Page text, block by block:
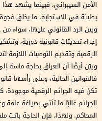
الأمن السيبراني، فبينما يشهد هذا
بطيئة في الاستجابة، ما يخلق
وبين الرد القانوني عليها، سواء
إجراء تحديثات قانونية دورية،
الرقمية وتقديم التوصيات اللازمة
وبيّن أيضًا أن العراق بحاجة ماسة
فالقوانين الحالية، وعلى رأسها
تكن فيه الجرائم الرقمية موجودة،
الجرائم غالبًا ما تأتي بصياغة
المحاكم. ولهذا، فإن الحاجة باتت